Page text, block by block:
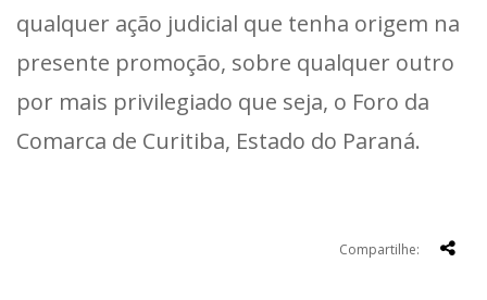
qualquer ação judicial que tenha origem na
presente promoção, sobre qualquer outro
por mais privilegiado que seja, o Foro da
Comarca de Curitiba, Estado do Paraná.
Compartilhe: